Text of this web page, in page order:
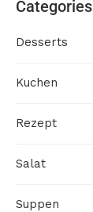
Categories
Desserts
Kuchen
Rezept
Salat
Suppen